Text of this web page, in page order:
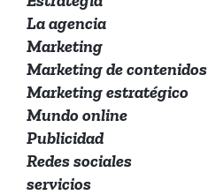
La agencia
Marketing
Marketing de contenidos
Marketing estratégico
Mundo online
Publicidad
Redes sociales
servicios